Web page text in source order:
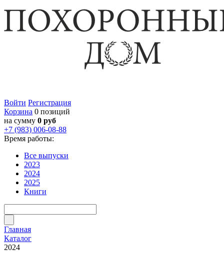
Войти Регистрация
Корзина 0 позиций
на сумму 0 руб
+7 (983) 006-08-88
Время работы:
Все выпуски
2023
2024
2025
Книги
Главная
Каталог
2024